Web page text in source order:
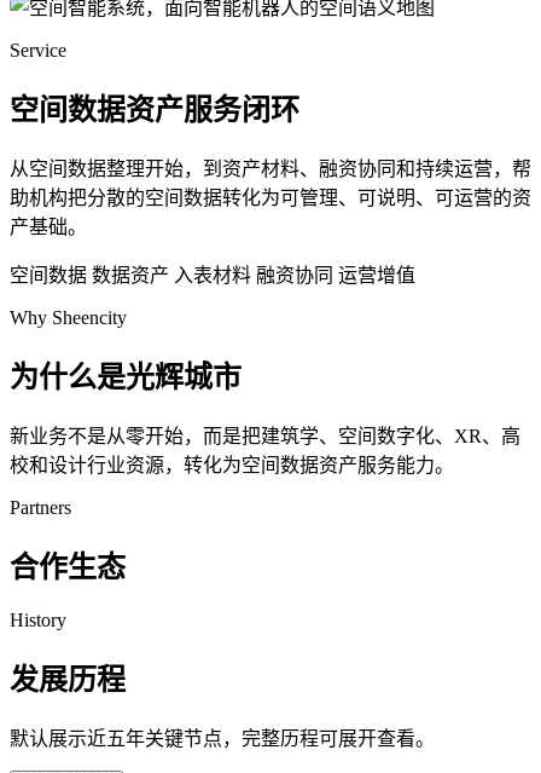
Service
空间数据资产服务闭环
从空间数据整理开始，到资产材料、融资协同和持续运营，帮
助机构把分散的空间数据转化为可管理、可说明、可运营的资
产基础。
空间数据 数据资产 入表材料 融资协同 运营增值
Why Sheencity
为什么是光辉城市
新业务不是从零开始，而是把建筑学、空间数字化、XR、高
校和设计行业资源，转化为空间数据资产服务能力。
Partners
合作生态
History
发展历程
默认展示近五年关键节点，完整历程可展开查看。